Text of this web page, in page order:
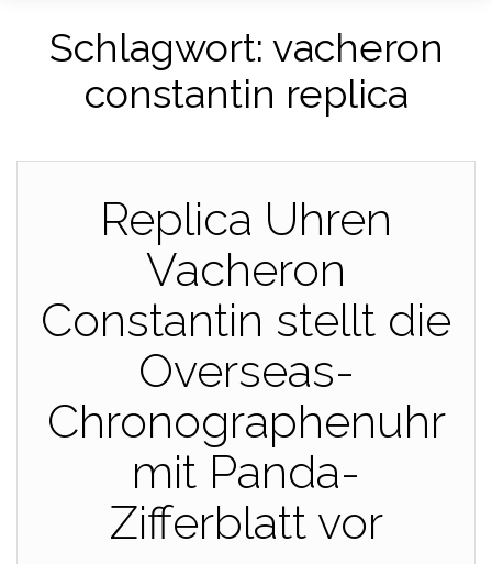
Schlagwort: vacheron
constantin replica
Replica Uhren
Vacheron
Constantin stellt die
Overseas-
Chronographenuhr
mit Panda-
Zifferblatt vor